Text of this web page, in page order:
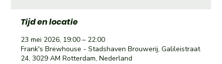
Tijd en locatie
23 mei 2026, 19:00 – 22:00
Frank's Brewhouse - Stadshaven Brouwerij, Galileistraat
24, 3029 AM Rotterdam, Nederland